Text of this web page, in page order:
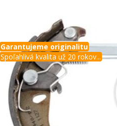
Garantujeme originalitu
Spoľahlivá kvalita už 20 rokov...